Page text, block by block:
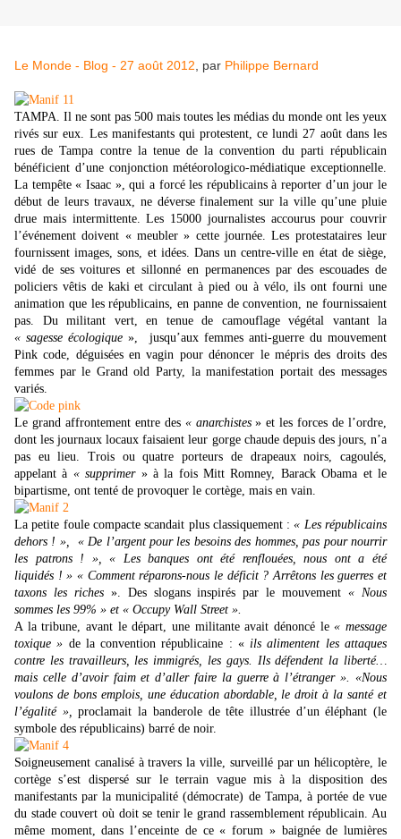
Le Monde - Blog - 27 août 2012 , par Philippe Bernard
TAMPA. Il ne sont pas 500 mais toutes les médias du monde ont les yeux
rivés sur eux. Les manifestants qui protestent, ce lundi 27 août dans les
rues de Tampa contre la tenue de la convention du parti républicain
bénéficient d’une conjonction météorologico-médiatique exceptionnelle.
La tempête « Isaac », qui a forcé les républicains à reporter d’un jour le
début de leurs travaux, ne déverse finalement sur la ville qu’une pluie
drue mais intermittente. Les 15000 journalistes accourus pour couvrir
l’événement doivent « meubler » cette journée. Les protestataires leur
fournissent images, sons, et idées. Dans un centre-ville en état de siège,
vidé de ses voitures et sillonné en permanences par des escouades de
policiers vêtis de kaki et circulant à pied ou à vélo, ils ont fourni une
animation que les républicains, en panne de convention, ne fournissaient
pas. Du militant vert, en tenue de camouflage végétal vantant la
« sagesse écologique », jusqu’aux femmes anti-guerre du mouvement
Pink code, déguisées en vagin pour dénoncer le mépris des droits des
femmes par le Grand old Party, la manifestation portait des messages
variés.
Le grand affrontement entre des « anarchistes» et les forces de l’ordre,
dont les journaux locaux faisaient leur gorge chaude depuis des jours, n’a
pas eu lieu. Trois ou quatre porteurs de drapeaux noirs, cagoulés,
appelant à « supprimer» à la fois Mitt Romney, Barack Obama et le
bipartisme, ont tenté de provoquer le cortège, mais en vain.
La petite foule compacte scandait plus classiquement :« Les républicains
dehors ! », « De l’argent pour les besoins des hommes, pas pour nourrir
les patrons ! », « Les banques ont été renflouées, nous ont a été
liquidés ! » « Comment réparons-nous le déficit ? Arrêtons les guerres et
taxons les riches». Des slogans inspirés par le mouvement« Nous
sommes les 99% » et « Occupy Wall Street ».
A la tribune, avant le départ, une militante avait dénoncé le« message
toxique » de la convention républicaine : «ils alimentent les attaques
contre les travailleurs, les immigrés, les gays. Ils défendent la liberté…
mais celle d’avoir faim et d’aller faire la guerre à l’étranger ». «Nous
voulons de bons emplois, une éducation abordable, le droit à la santé et
l’égalité », proclamait la banderole de tête illustrée d’un éléphant (le
symbole des républicains) barré de noir.
Soigneusement canalisé à travers la ville, surveillé par un hélicoptère, le
cortège s’est dispersé sur le terrain vague mis à la disposition des
manifestants par la municipalité (démocrate) de Tampa, à portée de vue
du stade couvert où doit se tenir le grand rassemblement républicain. Au
même moment, dans l’enceinte de ce « forum » baignée de lumières